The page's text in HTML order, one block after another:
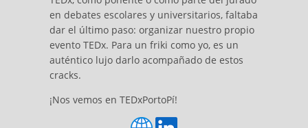
en debates escolares y universitarios, faltaba
dar el último paso: organizar nuestro propio
evento TEDx. Para un friki como yo, es un
auténtico lujo darlo acompañado de estos
cracks.
¡Nos vemos en TEDxPortoPí!